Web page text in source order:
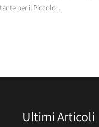
per il Piccolo...
Ultimi Articoli